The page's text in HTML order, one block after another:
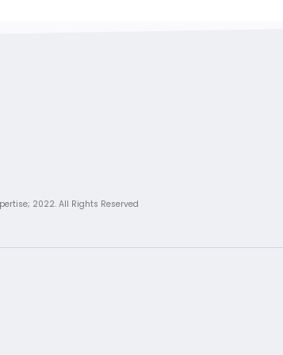
2022. All Rights Reserved